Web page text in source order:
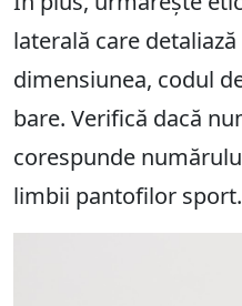
laterală care
dimensiunea, codul
bare. Verifică dacă
corespunde
limbii pantofilor sport.